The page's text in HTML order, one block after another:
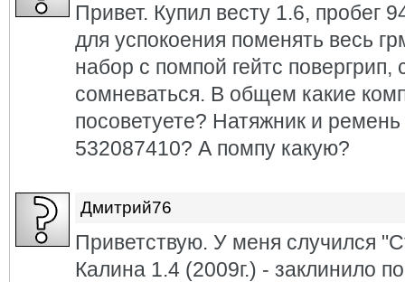
Привет. Купил весту 1.6, пробег
для успокоения поменять весь
набор с помпой гейтс повергрип,
сомневаться. В общем какие
посоветуете? Натяжник и
532087410? А помпу какую?
Дмитрий76
Приветствую. У меня случился
Калина 1.4 (2009г.) - заклинило